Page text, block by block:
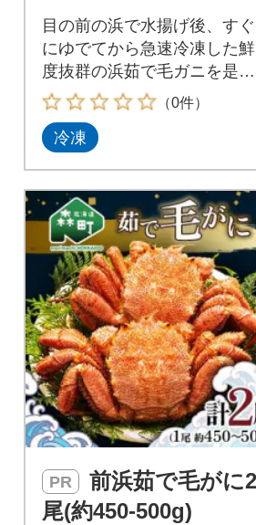
目の前の浜で水揚げ後、すぐ
にゆでてから急速冷凍した鮮
度抜群の浜茹で毛ガニを是非
ご賞味ください。
（0件）
冷凍
PR
尾(約450-500g)